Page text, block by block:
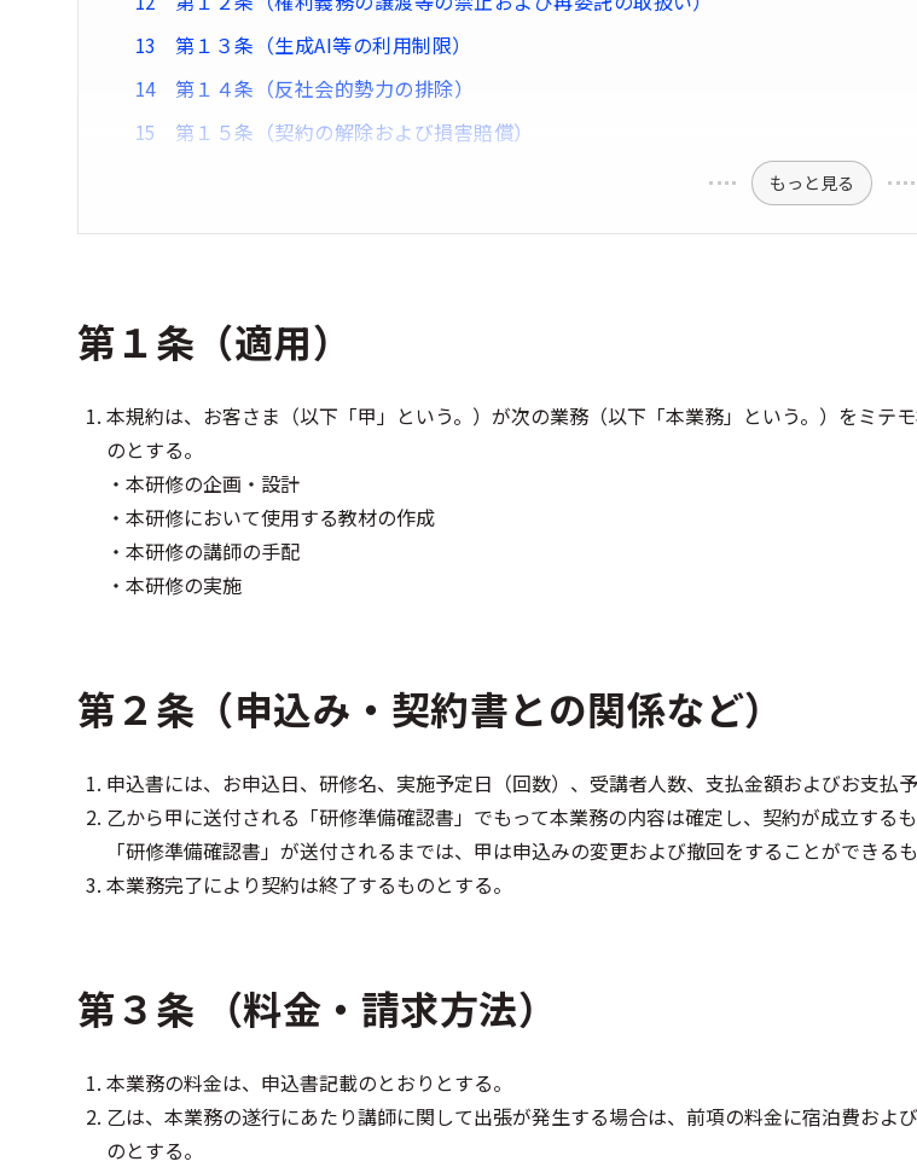
第１３条（生成AI等の利用制限）
第１４条（反社会的勢力の排除）
第１５条（契約の解除および損害賠償）
もっと見る
第１条（適用）
本規約は、お客さま（以下「甲」という。）が次の業務（以下「本業務」という。）をミテ
のとする。
・本研修の企画・設計
・本研修において使用する教材の作成
・本研修の講師の手配
・本研修の実施
第２条（申込み・契約書との関係など）
申込書には、お申込日、研修名、実施予定日（回数）、受講者人数、支払金額およびお支払
乙から甲に送付される「研修準備確認書」でもって本業務の内容は確定し、契約が成立する
「研修準備確認書」が送付されるまでは、甲は申込みの変更および撤回をすることができるも
本業務完了により契約は終了するものとする。
第３条 （料金・請求方法）
本業務の料金は、申込書記載のとおりとする。
乙は、本業務の遂行にあたり講師に関して出張が発生する場合は、前項の料金に宿泊費お
のとする。